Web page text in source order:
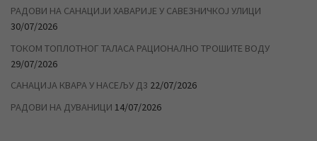
РАДОВИ НА САНАЦИЈИ ХАВАРИЈЕ У САВЕЗНИЧКОЈ УЛИЦИ
30/07/2026
ТОКОМ ТОПЛОТНОГ ТАЛАСА РАЦИОНАЛНО ТРОШИТЕ ВОДУ
29/07/2026
САНАЦИЈА КВАРА У НАСЕЉУ Д3 22/07/2026
РАДОВИ НА ДУВАНИЦИ 14/07/2026